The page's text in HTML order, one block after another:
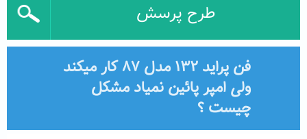
طرح پرسش
فن پراید ۱۳۲ مدل ۸۷ کار میکند
ولی امپر پائین نمیاد مشکل
چیست ؟